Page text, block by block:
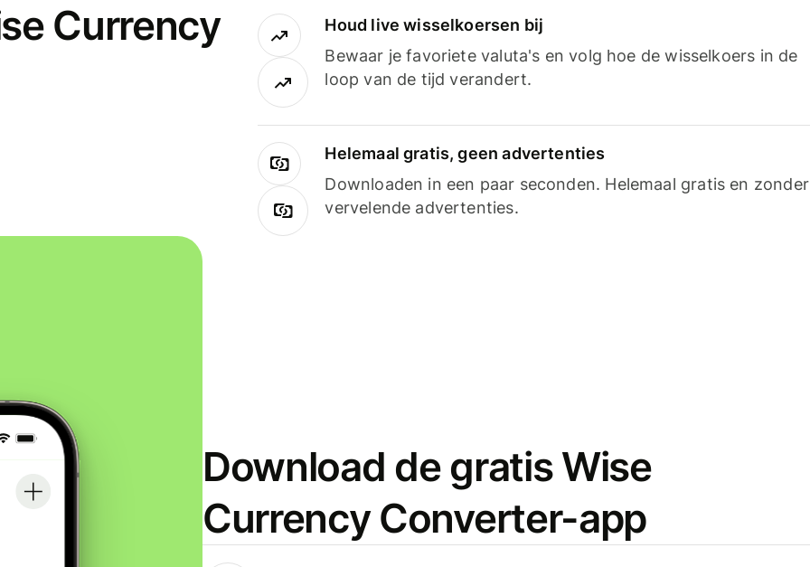
Currency
Houd live wisselkoersen bij
Bewaar je favoriete valuta's en volg hoe de wisselkoers in de
loop van de tijd verandert.
Helemaal gratis, geen advertenties
Downloaden in een paar seconden. Helemaal gratis en zonder
vervelende advertenties.
Download de gratis Wise
Currency Converter-app